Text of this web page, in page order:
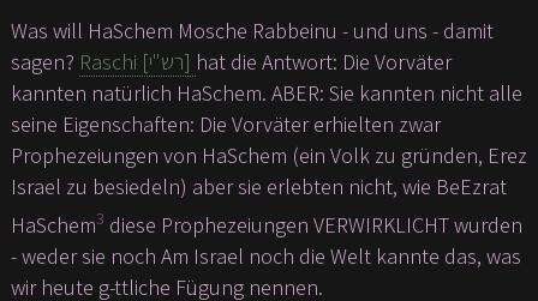
Was will HaSchem Mosche Rabbeinu - und uns - damit
sagen?
Raschi [רש"י] hat die Antwort: Die Vorväter
kannten natürlich HaSchem. ABER: Sie kannten nicht alle
seine Eigenschaften: Die Vorväter erhielten zwar
Prophezeiungen von HaSchem (ein Volk zu gründen, Erez
Israel zu besiedeln) aber sie erlebten nicht, wie BeEzrat
HaSchem3 diese Prophezeiungen VERWIRKLICHT wurden
- weder sie noch Am Israel noch die Welt kannte das, was
wir heute g-ttliche Fügung nennen.